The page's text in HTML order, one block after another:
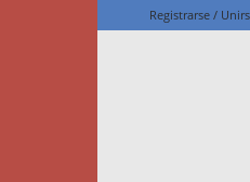
Registrarse /